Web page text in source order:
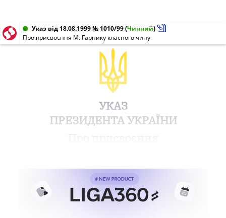
Указ від 18.08.1999 № 1010/99(Чинний)
Про присвоєння М. Гарнику класного чину
УКАЗ
ПРЕЗИДЕНТА УКРАЇНИ